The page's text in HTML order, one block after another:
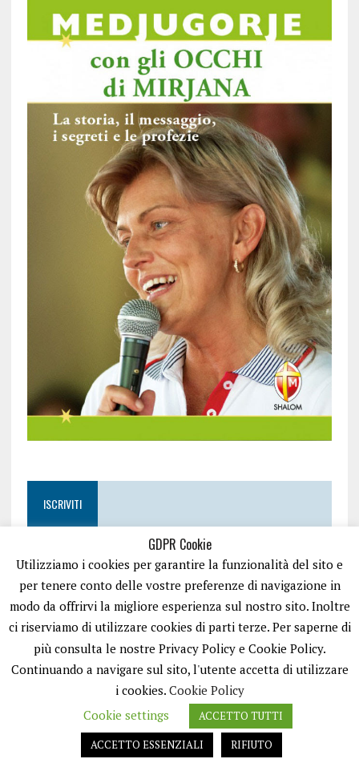
ISCRIVITI
EASYNEWS24 È UN PORTALE GESTITO DA FRANCESCO TV - PARTITA IVA
08792490727 - TESTATA GIORNALISTICA REGISTRATA PRESSO IL TRIBUNALE
DI TRANI RG N.256/2018 MOD.21/12/2023. TUTTI I DIRITTI RISERVATI.
GDPR Cookie
Utilizziamo i cookies per garantire la funzionalità del sito e
per tenere conto delle vostre preferenze di navigazione in
modo da offrirvi la migliore esperienza sul nostro sito. Inoltre
ci riserviamo di utilizzare cookies di parti terze. Per saperne di
più consulta le nostre Privacy Policy e Cookie Policy.
Continuando a navigare sul sito, l'utente accetta di utilizzare
i cookies. Cookie Policy
Cookie settings
ACCETTO TUTTI
ACCETTO ESSENZIALI
RIFIUTO